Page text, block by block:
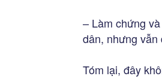
– Làm chứng
dân, nhưng vẫn
Tóm lại, đây